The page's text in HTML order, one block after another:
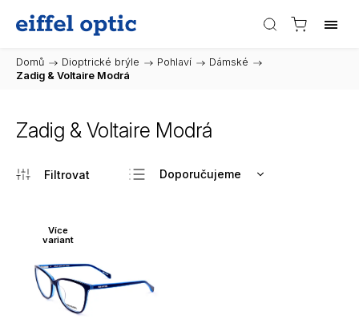
Domů / Dioptrické brýle / Pohlaví / Dámské /
Zadig & Voltaire Modrá
Zadig & Voltaire Modrá
Doporučujeme
Více
variant